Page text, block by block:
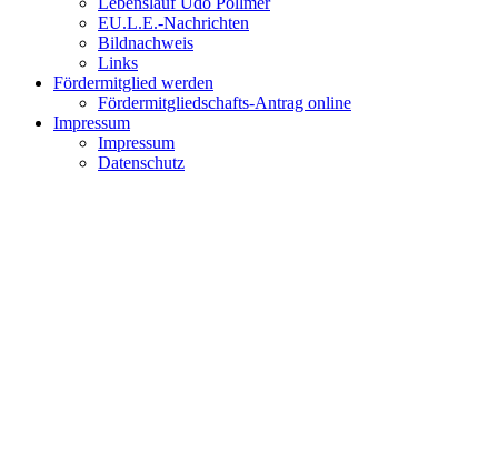
EU.L.E.-Nachrichten
Bildnachweis
Links
Fördermitglied werden
Fördermitgliedschafts-Antrag online
Impressum
Impressum
Datenschutz